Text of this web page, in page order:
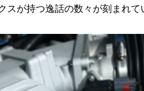
が持つ逸話の数々が刻まれて